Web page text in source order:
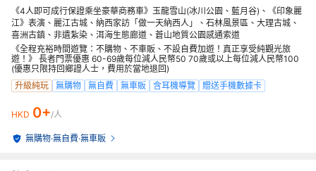
《4人即可成行保證乘坐豪華商務車》玉龍雪山(冰川公園、藍月谷)、《印象麗
江》表演、麗江古城、納西家訪「做一天納西人」、石林風景區、大理古城、
喜洲古鎮、非遺紮染、洱海生態廊道、蒼山地質公園感通索道
《全程充裕時間遊覽：不購物、不車販、不設自費加遊！真正享受純觀光旅
遊！》 長者門票優惠 60-69歲每位減人民幣50 70歲或以上每位減人民幣100
(優惠只限持回鄉證人士，費用於當地退回)
升級純玩
無購物 無自費 無車販 含耳機導覽 贈送手機數據卡
HKD 0+/人
無購物·無自費·無車販